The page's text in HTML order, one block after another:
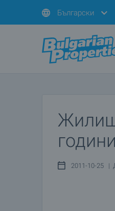
Български
години
2011-10-25 |